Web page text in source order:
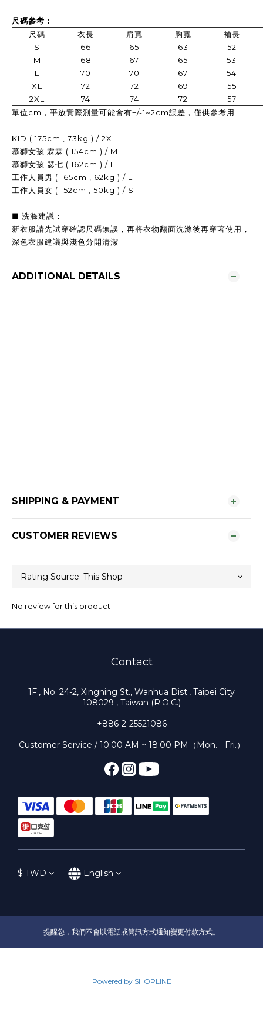
尺碼參考：
尺碼
衣長 肩寬 胸寬
袖長
S
66 65 63
52
M
68 67 65
53
L
70 70 67
54
XL
72 72 69
55
2XL
74 74 72
57
單位cm，平放實際測量可能會有+/-1~2cm誤差，僅供參考用
KID ( 175cm , 73kg ) / 2XL
慕獅女孩 霖霖 ( 154cm ) / M
慕獅女孩 瑟七 ( 162cm ) / L
工作人員男 ( 165cm , 62kg ) / L
工作人員女 ( 152cm , 50kg ) / S
■ 洗滌建議：
新衣服請先試穿確認尺碼無誤，再將衣物翻面洗滌後再穿著使用，
深色衣服建議與淺色分開清潔
ADDITIONAL DETAILS
SHIPPING & PAYMENT
CUSTOMER REVIEWS
No review for this product
Contact
1F., No. 24-2, Xingning St., Wanhua Dist., Taipei City
108029 , Taiwan (R.O.C.)
+886-2-25521086
Customer Service / 10:00 AM ~ 18:00 PM（Mon. - Fri.）
$ TWD English
提醒您，我們不會以電話或簡訊方式通知變更付款方式。
Powered by SHOPLINE